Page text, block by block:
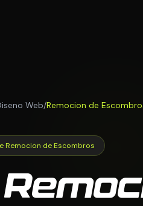
Web/Remocion de
Remocion de Escombros